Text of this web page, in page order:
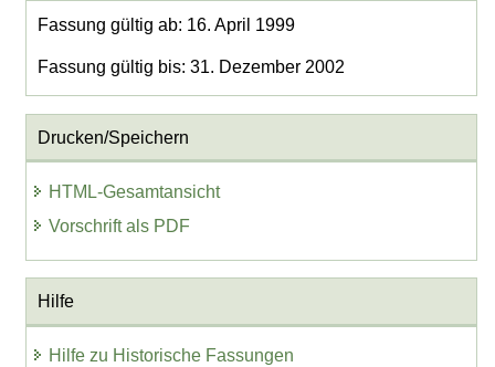
Fassung gültig ab: 16. April 1999
Fassung gültig bis: 31. Dezember 2002
Drucken/Speichern
HTML-Gesamtansicht
Vorschrift als PDF
Hilfe
Hilfe zu Historische Fassungen